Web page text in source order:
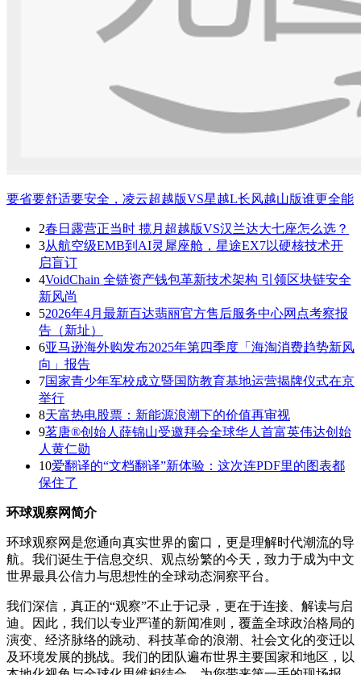
要省要舒适要安全，凌云超越版VS星越L长风越山版谁更全能
2春日露营正当时 揽月超越版VS汉兰达大七座怎么选？
3从航空级EMB到AI灵犀座舱，星途EX7以硬核技术开
启盲订
4VoidChain 全链资产钱包革新技术架构 引领区块链安全
新风尚
52026年4月最新百达翡丽官方售后服务中心网点考察报
告（新址）
6亚马逊海外购发布2025年第四季度「海淘消费趋势新风
向」报告
7国家青少年军校成立暨国防教育基地运营揭牌仪式在京
举行
8天富热电股票：新能源浪潮下的价值再审视
9茗唐®创始人薛锦山受邀拜会全球华人首富英伟达创始
人黄仁勋
10爱翻译的“文档翻译”新体验：这次连PDF里的图表都
保住了
环球观察网简介
环球观察网是您通向真实世界的窗口，更是理解时代潮流的导
航。我们诞生于信息交织、观点纷繁的今天，致力于成为中文
世界最具公信力与思想性的全球动态洞察平台。
我们深信，真正的“观察”不止于记录，更在于连接、解读与启
迪。因此，我们以专业严谨的新闻准则，覆盖全球政治格局的
演变、经济脉络的跳动、科技革命的浪潮、社会文化的变迁以
及环境发展的挑战。我们的团队遍布世界主要国家和地区，以